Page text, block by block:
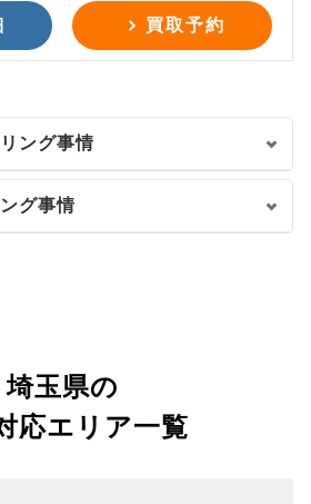
買取予約
ング事情
グ事情
埼玉県の
応エリア一覧